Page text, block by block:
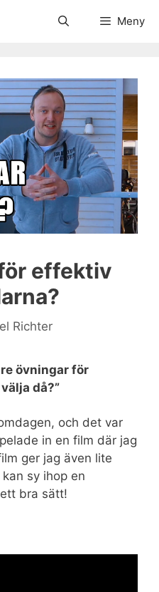
Meny
effektiv
Richter
övningar för
då?”
och det var
in en film där jag
ger jag även lite
sy ihop en
bra sätt!